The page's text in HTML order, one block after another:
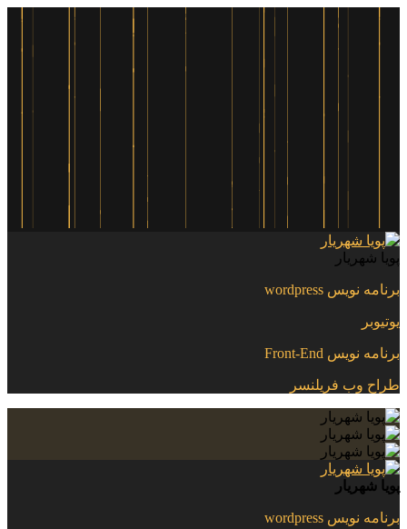
پویا شهریار
برنامه نویس wordpress
یوتیوبر
برنامه نویس Front-End
طراح وب فریلنسر
پویا شهریار
برنامه نویس wordpress